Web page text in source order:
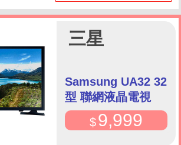
三星
Samsung UA32 32
型 聯網液晶電視
9,999